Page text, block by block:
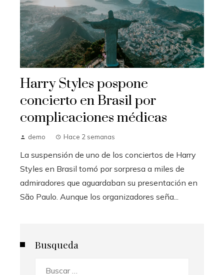
Harry Styles pospone
concierto en Brasil por
complicaciones médicas
demo Hace 2 semanas
La suspensión de uno de los conciertos de Harry
Styles en Brasil tomó por sorpresa a miles de
admiradores que aguardaban su presentación en
São Paulo. Aunque los organizadores seña...
Busqueda